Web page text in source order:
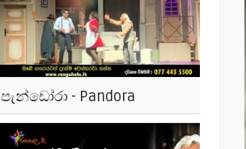
පැන්ඩෝරා - Pandora